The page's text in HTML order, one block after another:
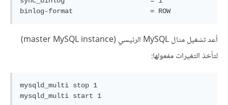
binlog-format              	= ROW
أعد تشغيل مثال MySQL الرئيسي (master MySQL instance)
لتأخذ التغيرات مفعولها:
mysqld_multi stop 1
mysqld_multi start 1